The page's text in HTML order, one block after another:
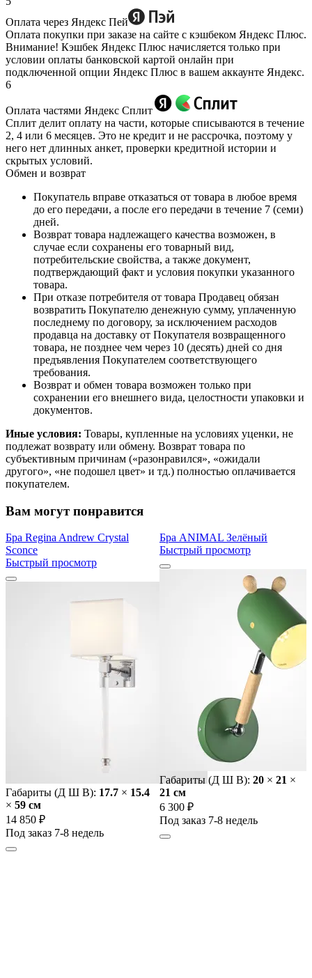
Оплата через Яндекс Пей
Оплата покупки при заказе на сайте с кэшбеком Яндекс Плюс.
Внимание! Кэшбек Яндекс Плюс начисляется только при
условии оплаты банковской картой онлайн при
подключенной опции Яндекс Плюс в вашем аккаунте Яндекс.
6
Оплата частями Яндекс Сплит
Сплит делит оплату на части, которые списываются в течение
2, 4 или 6 месяцев. Это не кредит и не рассрочка, поэтому у
него нет длинных анкет, проверки кредитной истории и
скрытых условий.
Обмен и возврат
Покупатель вправе отказаться от товара в любое время
до его передачи, а после его передачи в течение 7 (семи)
дней.
Возврат товара надлежащего качества возможен, в
случае если сохранены его товарный вид,
потребительские свойства, а также документ,
подтверждающий факт и условия покупки указанного
товара.
При отказе потребителя от товара Продавец обязан
возвратить Покупателю денежную сумму, уплаченную
последнему по договору, за исключением расходов
продавца на доставку от Покупателя возвращенного
товара, не позднее чем через 10 (десять) дней со дня
предъявления Покупателем соответствующего
требования.
Возврат и обмен товара возможен только при
сохранении его внешнего вида, целостности упаковки и
документов.
Иные условия: Товары, купленные на условиях уценки, не
подлежат возврату или обмену. Возврат товара по
субъективным причинам («разонравился», «ожидали
другого», «не подошел цвет» и тд.) полностью оплачивается
покупателем.
Вам могут понравится
Бра Regina Andrew Crystal
Sconce
Быстрый просмотр
Габариты (Д Ш В): 17.7 × 15.4
× 59 cм
14 850 ₽
Под заказ 7-8 недель
Бра ANIMAL Зелёный
Быстрый просмотр
Габариты (Д Ш В): 20 × 21 ×
21 cм
6 300 ₽
Под заказ 7-8 недель